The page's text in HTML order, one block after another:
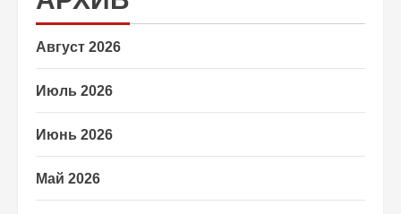
Август 2026
Июль 2026
Июнь 2026
Май 2026